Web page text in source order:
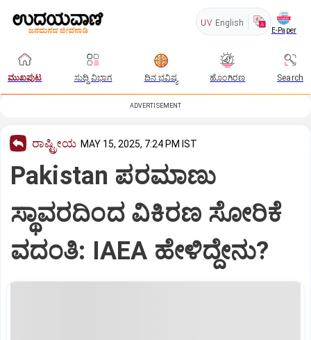
UV English
E-Paper
ಮುಖಪುಟ ಸುದ್ದಿ ವಿಭಾಗ ದಿನ ಭವಿಷ್ಯ ಹೊಂಗಿರಣ Search
ADVERTISEMENT
ರಾಷ್ಟ್ರೀಯ MAY 15, 2025, 7:24 PM IST
Pakistan ಪರಮಾಣು
ಸ್ಥಾವರದಿಂದ ವಿಕಿರಣ ಸೋರಿಕೆ
ವದಂತಿ: IAEA ಹೇಳಿದ್ದೇನು?